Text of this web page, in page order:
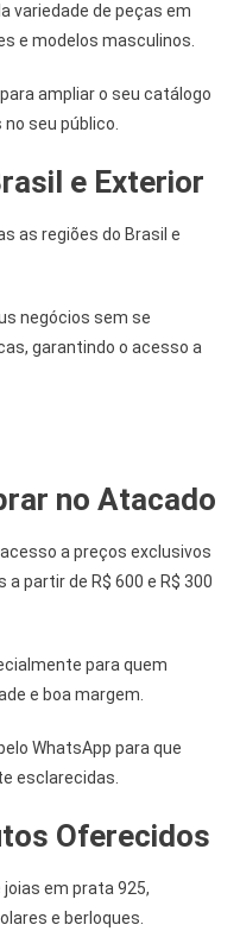
variedade de peças em
e modelos masculinos.
ampliar o seu catálogo
seu público.
e Exterior
as regiões do Brasil e
negócios sem se
garantindo o acesso a
no Atacado
a preços exclusivos
partir de R$ 600 e R$ 300
para quem
e boa margem.
WhatsApp para que
esclarecidas.
Oferecidos
em prata 925,
e berloques.